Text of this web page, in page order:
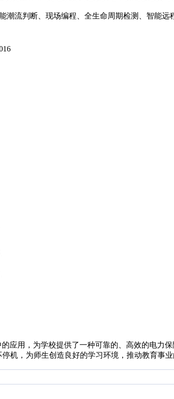
潮流判断、现场编程、全生命周期检测、智能远
应用，为学校提供了一种可靠的、高效的电力
机，为师生创造良好的学习环境，推动教育事业